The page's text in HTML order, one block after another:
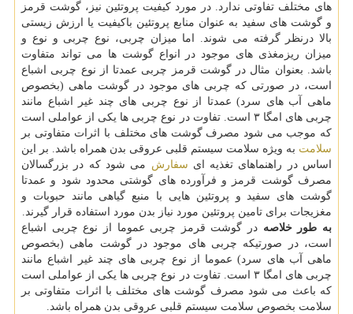
های مختلف تفاوتی ندارد. در مورد کیفیت پروتئین نیز، گوشت قرمز
و گوشت های سفید به عنوان منابع پروتئین باکیفیت یا ارزش زیستی
بالا درنظر گرفته می شوند. اما میزان چربی، نوع چربی و نوع و
میزان ریزمغذی های موجود در انواع گوشت ها می تواند متفاوت
باشد. بعنوان مثال در گوشت قرمز چربی عمدتا از نوع چربی اشباع
است، در صورتی که چربی های موجود در گوشت ماهی (بخصوص
ماهی آب های سرد) عمدتا از نوع چربی های چند غیر اشباع مانند
چربی های امگا ۳ است. تفاوت در نوع چربی ها یکی از عواملی است
که موجب می شود مصرف گوشت های مختلف با اثرات متفاوتی بر
سلامت به ویژه سلامت سیستم قلبی عروقی بدن همراه باشد. بر این
اساس در راهنماهای تغذیه ای سفارش می شود که در بزرگسالان
مصرف گوشت قرمز و فرآورده های گوشتی محدود شود و عمدتا
گوشت های سفید و پروتئین هایی با منبع گیاهی مانند حبوبات و
مغزیجات برای تامین پروتئین مورد نیاز بدن مورد استفاده قرار گیرند.
به طور خلاصه در گوشت قرمز چربی عموما از نوع چربی اشباع
است، در صورتیکه چربی های موجود در گوشت ماهی (بخصوص
ماهی آب های سرد) عموما از نوع چربی های چند غیر اشباع مانند
چربی های امگا ۳ است. تفاوت در نوع چربی ها یکی از عواملی است
که باعث می شود مصرف گوشت های مختلف با اثرات متفاوتی بر
سلامت بخصوص سلامت سیستم قلبی عروقی بدن همراه باشد.